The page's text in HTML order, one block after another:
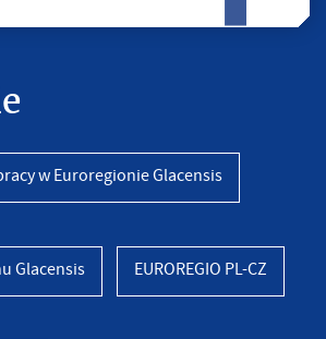
w Euroregionie Glacensis
Glacensis EUROREGIO PL-CZ